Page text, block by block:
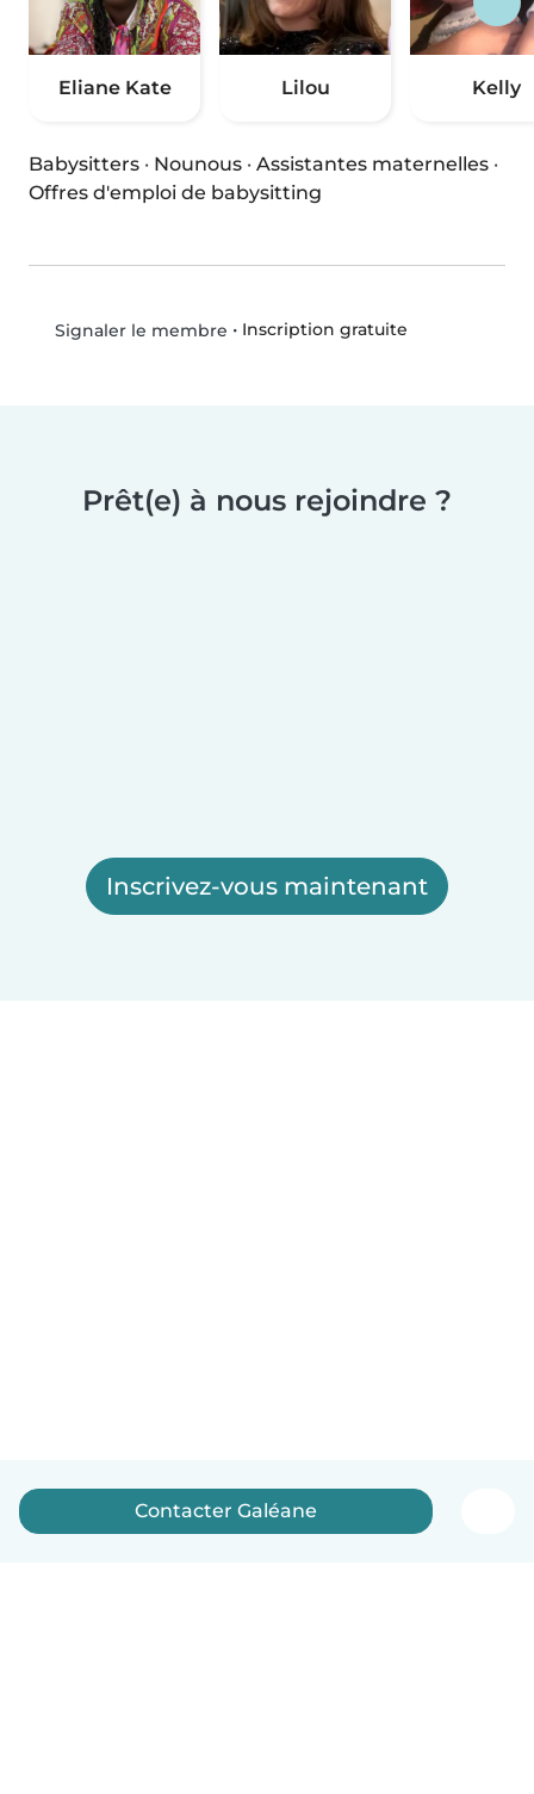
Eliane Kate Lilou Kelly
Babysitters · Nounous · Assistantes maternelles ·
Offres d'emploi de babysitting
Signaler le membre • Inscription gratuite
Prêt(e) à nous rejoindre ?
Inscrivez-vous maintenant
Contacter Galéane